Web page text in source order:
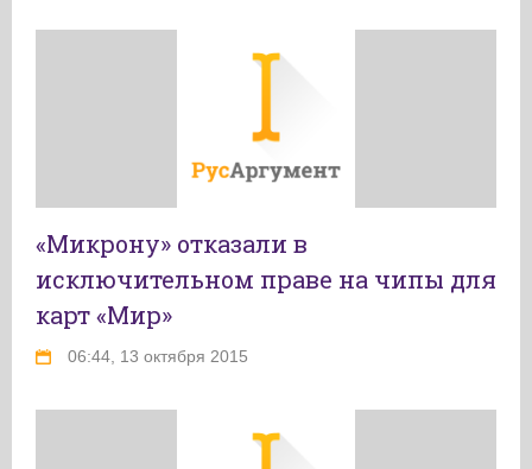
«Микрону» отказали в
исключительном праве на чипы для
карт «Мир»
06:44, 13 октября 2015